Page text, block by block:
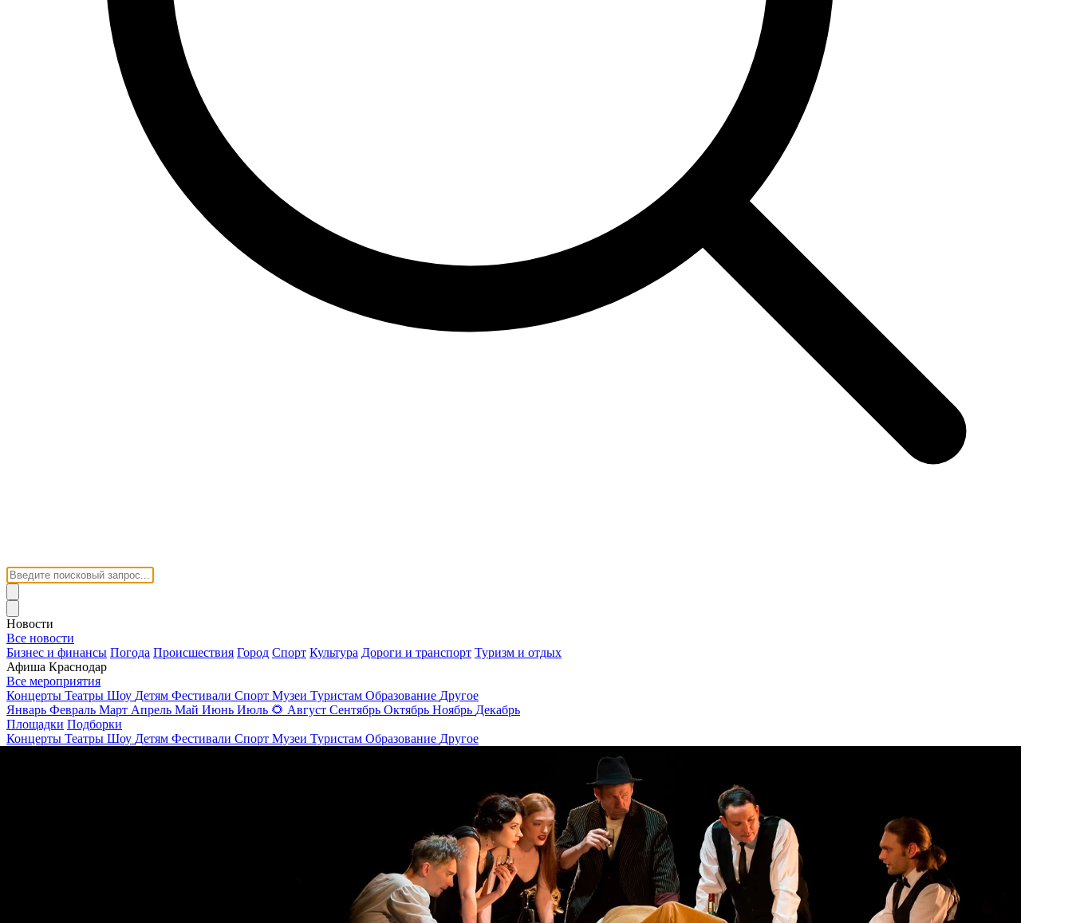
Новости
Все новости
Бизнес и финансы Погода Происшествия Город Спорт Культура Дороги и транспорт Туризм и отдых
Афиша Краснодар
Все мероприятия
Концерты Театры Шоу Детям Фестивали Спорт Музеи Туристам Образование Другое
Январь Февраль Март Апрель Май Июнь Июль 🌻 Август Сентябрь Октябрь Ноябрь Декабрь
Площадки Подборки
Концерты Театры Шоу Детям Фестивали Спорт Музеи Туристам Образование Другое